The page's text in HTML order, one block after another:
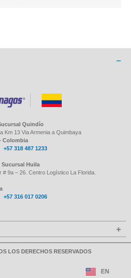
Quindío
Km 13 Via Armenia a Quimbaya
Colombia
+57 318 487 1233
Sucursal Huila
# 9a – 26. Centro Logístico La Florida.
+57 316 017 0206
LOS DERECHOS RESERVADOS
EN